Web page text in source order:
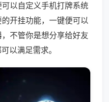
以自定义手机打牌系统
开挂功能，一键便可以
不管你是想分享给好友
以满足需求。